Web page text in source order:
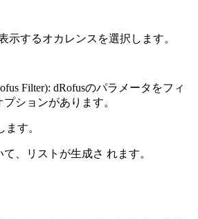
示するオカレンスを選択します。
Filter): dRofusのパラメータをフィ
ションがあります。
す。
、リストが生成さ れます。